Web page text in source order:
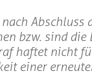
Abschluss
bzw. sind die
haftet nicht
einer